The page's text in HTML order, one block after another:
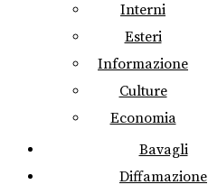
Interni
Esteri
Informazione
Culture
Economia
Bavagli
Diffamazione